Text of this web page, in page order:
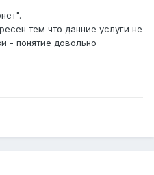
тем что данние услуги не
- понятие довольно